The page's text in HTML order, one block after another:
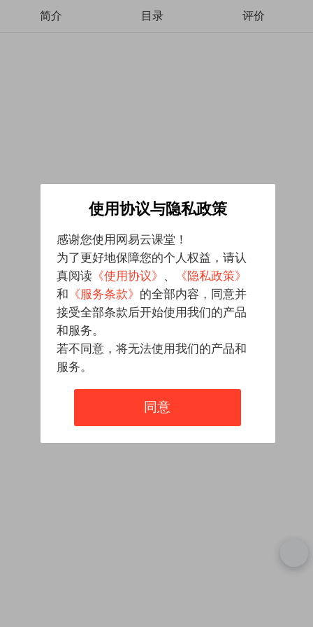
简介 目录 评价
使用协议与隐私政策
感谢您使用网易云课堂！
为了更好地保障您的个人权益，请认
真阅读 《使用协议》 、
《隐私政策》
和 《服务条款》 的全部内容，同意并
接受全部条款后开始使用我们的产品
和服务。
若不同意，将无法使用我们的产品和
服务。
同意